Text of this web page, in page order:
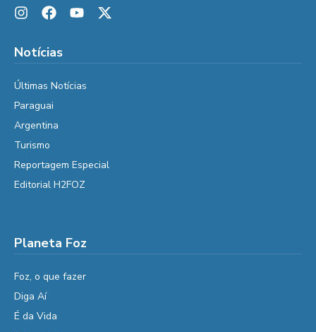
Notícias
Últimas Notícias
Paraguai
Argentina
Turismo
Reportagem Especial
Editorial H2FOZ
Planeta Foz
Foz, o que fazer
Diga Aí
É da Vida